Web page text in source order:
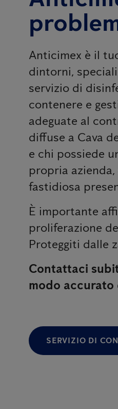
Anticimex è il
dintorni,
servizio di
contenere e
adeguate al
diffuse a Cava
e chi possiede
propria
fastidiosa
È importante
proliferazione
Proteggiti dalle
Contattaci
modo accurato
SERVIZIO DI